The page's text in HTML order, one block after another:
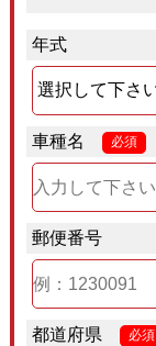
年式
車種名 必須
郵便番号
都道府県 必須